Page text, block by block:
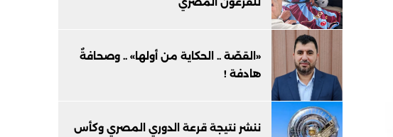
«القصّة .. الحكاية من أولها» .. وصحافةٌ
هادفة !
ننشر نتيجة قرعة الدوري المصري وكأس